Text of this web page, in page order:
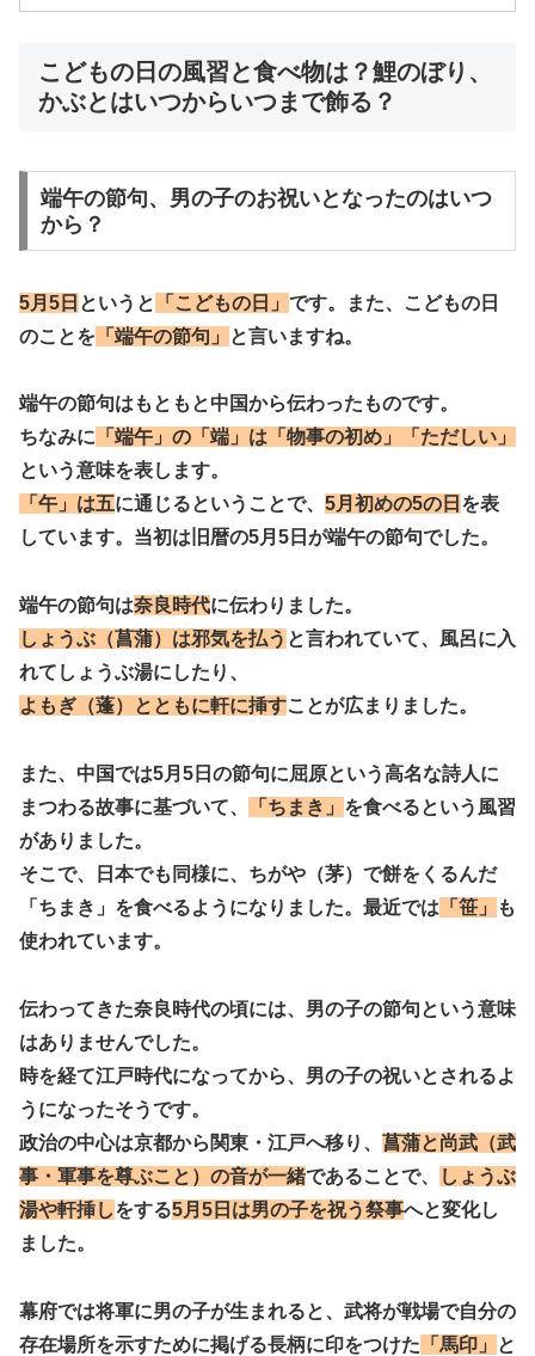
こどもの日の風習と食べ物は？鯉のぼり、
かぶとはいつからいつまで飾る？
端午の節句、男の子のお祝いとなったのはいつ
から？
5月5日 というと 「こどもの日」 です。また、こどもの日
のことを 「端午の節句」 と言いますね。
端午の節句はもともと中国から伝わったものです。
ちなみに 「端午」の「端」は「物事の初め」「ただしい」
という意味を表します。
「午」は五に通じるということで、 5月初めの5の日 を表
しています。当初は旧暦の5月5日が端午の節句でした。
端午の節句は奈良時代に伝わりました。
しょうぶ（菖蒲）は邪気を払う と言われていて、風呂に入
れてしょうぶ湯にしたり、
よもぎ（蓬）とともに軒に挿すことが広まりました。
また、中国では5月5日の節句に屈原という高名な詩人に
まつわる故事に基づいて、
「ちまき」 を食べるという風習
がありました。
そこで、日本でも同様に、ちがや（茅）で餅をくるんだ
「ちまき」を食べるようになりました。最近では 「笹」
も
使われています。
伝わってきた奈良時代の頃には、男の子の節句という意味
はありませんでした。
時を経て江戸時代になってから、男の子の祝いとされるよ
うになったそうです。
政治の中心は京都から関東・江戸へ移り、 菖蒲と尚武（武
事・軍事を尊ぶこと）の音が一緒であることで、
しょうぶ
湯や軒挿しをする5月5日は男の子を祝う祭事へと変化し
ました。
幕府では将軍に男の子が生まれると、 武将が戦場で自分の
存在場所を示すために掲げる長柄に印をつけた 「馬印」
と